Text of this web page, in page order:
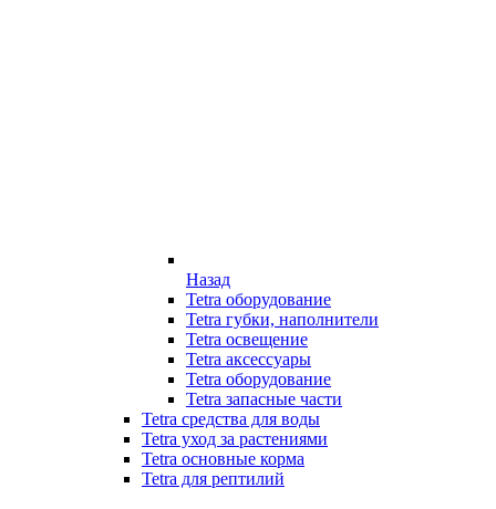
Назад
Tetra оборудование
Tetra губки, наполнители
Tetra освещение
Tetra аксессуары
Tetra оборудование
Tetra запасные части
Tetra средства для воды
Tetra уход за растениями
Tetra основные корма
Tetra для рептилий